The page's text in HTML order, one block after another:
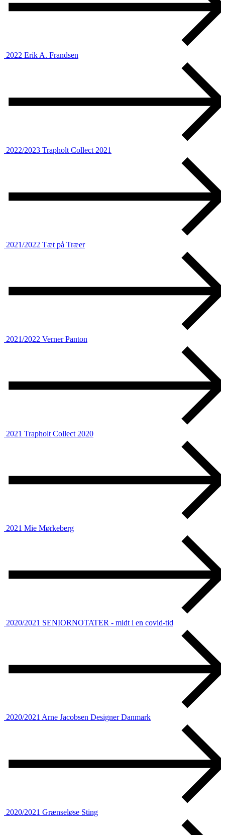
2022 Erik A. Frandsen
2022/2023 Trapholt Collect 2021
2021/2022 Tæt på Træer
2021/2022 Verner Panton
2021 Trapholt Collect 2020
2021 Mie Mørkeberg
2020/2021 SENIORNOTATER - midt i en covid-tid
2020/2021 Arne Jacobsen Designer Danmark
2020/2021 Grænseløse Sting